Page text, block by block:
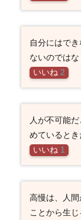
自分にはで
ないのでは
いいね 2
人が不可能
めているとき
いいね 1
高慢は、人
ことから生